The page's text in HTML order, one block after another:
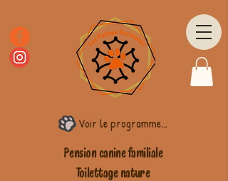
Voir le programme fidélité
Pension canine familiale
Toilettage nature